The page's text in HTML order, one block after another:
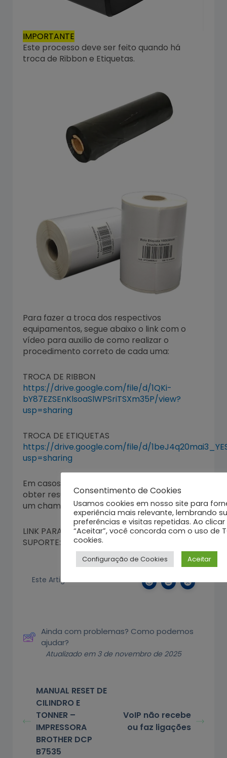
IMPORTANTE
Este processo deve ser feito quando há
troca de Ribbon e Etiquetas.
Para fazer a troca dos respectivos
equipamentos, segue abaixo o link com o
vídeo para auxilio de como realizar o
procedimento correto de cada uma:
TROCA DE RIBBON
https://drive.google.com/file/d/1QKi-
bY87EZSEnKlsoaSlWPSriTSXm35P/view?
usp=sharing
TROCA DE ETIQUETAS
https://drive.google.com/file/d/
usp=sharing
Em casos de utilizar estes métodos e não
obter resultados, a loja precisará então abrir
um chamado para nossa equipe de Suporte.
LINK PARA ABRIR CHAMADO PARA O
SUPORTE:
OCOMON
Este Artigo foi útil?
Ainda com problemas? Como podemos
ajudar?
Atualizado em 3 de novembro de 2025
MANUAL RESET DE
CILINDRO E
TONNER –
IMPRESSORA
BROTHER DCP
B7535
VoIP não recebe
ou faz ligações
Consentimento de Cookies
Usamos cookies em nosso site para
experiência mais relevante, lembrando
preferências e visitas repetidas. Ao clicar
“Aceitar”, você concorda com o uso de
cookies.
Configuração de Cookies Aceitar